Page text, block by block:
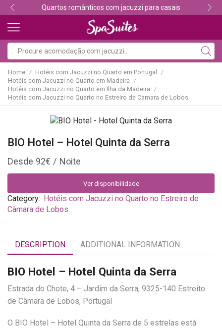
Quartos românticos com jacuzzi para casais
Home / Hotéis com Jacuzzi no Quarto em Portugal /
Hotéis com Jacuzzi no Quarto em Madeira /
Hotéis com Jacuzzi no Quarto em Ilha da Madeira /
Hotéis com Jacuzzi no Quarto no Estreiro de Càmara de Lobos
BIO Hotel – Hotel Quinta da Serra
92€
Ver disponibilidade
Category: Hotéis com Jacuzzi no Quarto no Estreiro de
Càmara de Lobos
DESCRIPTION ADDITIONAL INFORMATION
BIO Hotel – Hotel Quinta da Serra
Estrada do Chote, 4 – Jardim da Serra, 9325-140 Estreito
de Câmara de Lobos, Portugal
O BIO Hotel – Hotel Quinta da Serra de 5 estrelas está